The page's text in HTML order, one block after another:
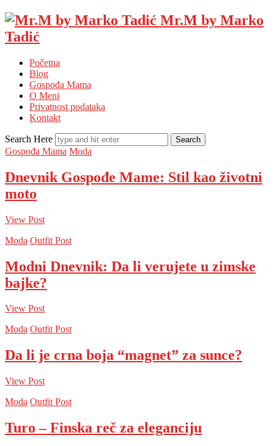
Mr.M by Marko
Tadić
Početna
Blog
Gospođa Mama
O Meni
Privatnost podataka
Kontakt
Search Here
Gospođa Mama Moda
Dnevnik Gospođe Mame: Stil kao životni
moto
View Post
Moda Outfit Post
Modni Dnevnik: Da li verujete u zimske
bajke?
View Post
Moda Outfit Post
Da li je crna boja “magnet” za sunce?
View Post
Moda Outfit Post
Turo – Finska reč za eleganciju